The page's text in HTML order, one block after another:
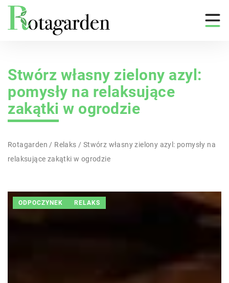
Stwórz własny zielony azyl:
pomysły na relaksujące
zakątki w ogrodzie
Rotagarden / Relaks / Stwórz własny zielony azyl: pomysły na
relaksujące zakątki w ogrodzie
ODPOCZYNEK RELAKS